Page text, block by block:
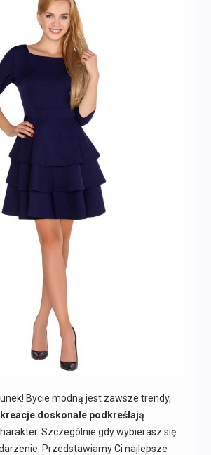
Bycie modną jest zawsze trendy,
doskonale podkreślają
Szczególnie gdy wybierasz się
Przedstawiamy Ci najlepsze